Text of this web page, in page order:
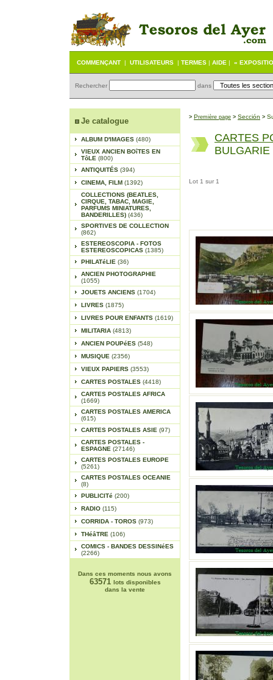
COMMENÇANT | UTILISATEURS | TERMES | AIDE | «
Rechercher dans
Je catalogue
ALBUM D'IMAGES (480)
VIEUX ANCIEN BOîTES EN
TôLE (800)
ANTIQUITÉS (394)
CINEMA, FILM (1392)
COLLECTIONS (BEATLES,
CIRQUE, TABAC, MAGIE,
PARFUMS MINIATURES,
BANDERILLES) (436)
SPORTIVES DE COLLECTION
(862)
ESTEREOSCOPIA - FOTOS
ESTEREOSCOPICAS (1385)
PHILATéLIE (36)
ANCIEN PHOTOGRAPHIE
(1055)
JOUETS ANCIENS (1704)
LIVRES (1875)
LIVRES POUR ENFANTS (1619)
MILITARIA (4813)
ANCIEN POUPéES (548)
MUSIQUE (2356)
VIEUX PAPIERS (3553)
CARTES POSTALES (4418)
CARTES POSTALES AFRICA
(1669)
CARTES POSTALES AMERICA
(615)
CARTES POSTALES ASIE (97)
CARTES POSTALES -
ESPAGNE (27146)
CARTES POSTALES EUROPE
(5261)
CARTES POSTALES OCEANIE
(8)
PUBLICITé (200)
RADIO (115)
CORRIDA - TOROS (973)
THéâTRE (106)
COMICS - BANDES DESSINéES
(2266)
Dans ces moments nous avons
63571 lots disponibles
dans la vente
> Première page > Sección >
CARTES
BULGARIE
Lot 1 sur 1